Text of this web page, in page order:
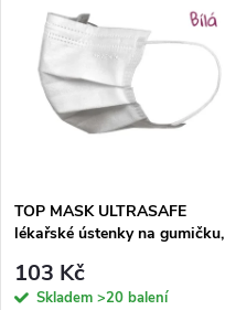
TOP MASK ULTRASAFE
lékařské ústenky na gumičku,
103 Kč
Skladem >20 balení